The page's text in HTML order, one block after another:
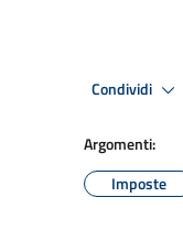
Condividi
Argomenti:
Imposte